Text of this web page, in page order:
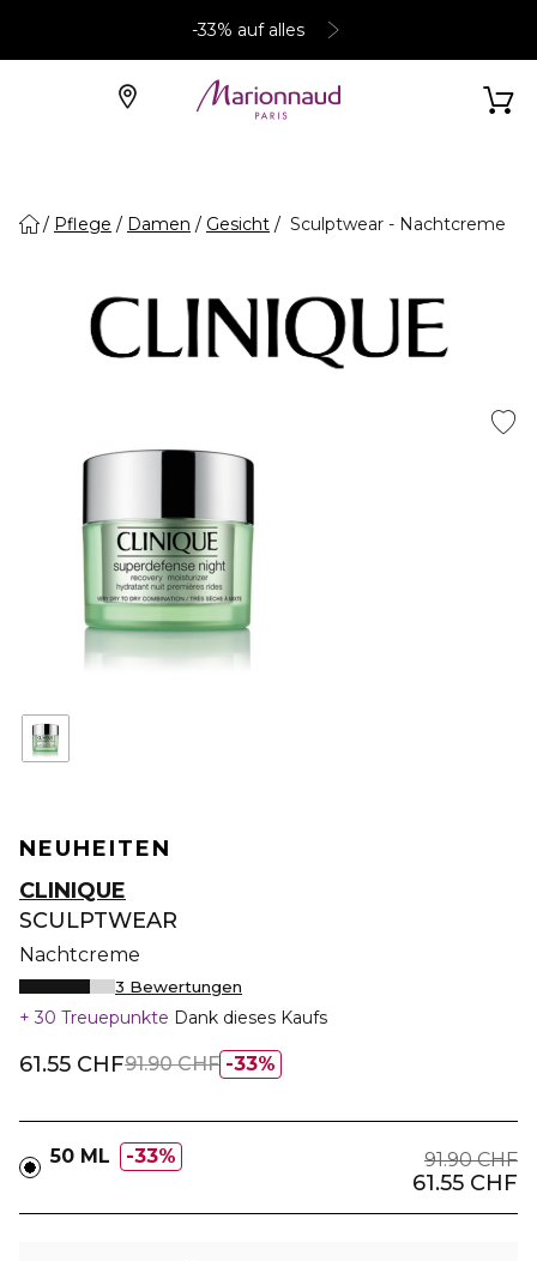
-33% auf alles
Pflege Damen Gesicht Sculptwear - Nachtcreme
NEUHEITEN
CLINIQUE
SCULPTWEAR
Nachtcreme
3 Bewertungen
30 Treuepunkte Dank dieses Kaufs
33%
61.55 CHF91.90 CHF
50 ML 33% 91.90 CHF
61.55 CHF